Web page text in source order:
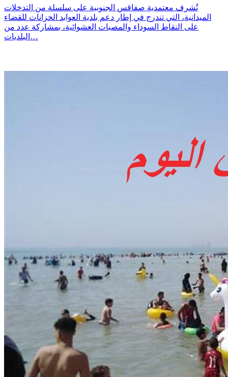
تُشرف معتمدية صفاقس الجنوبية على سلسلة من التدخلات
الميدانية، التي تندرج في إطار دعم بلدية العوابد الخزانات للقضاء
على النقاط السوداء والمصبات العشوائية، بمشاركة عدد من
البلديات…